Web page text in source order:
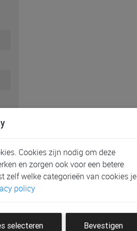
Cookies zijn nodig om deze
en zorgen ook voor een betere
zelf welke categorieën van cookies je
policy
selecteren Bevestigen